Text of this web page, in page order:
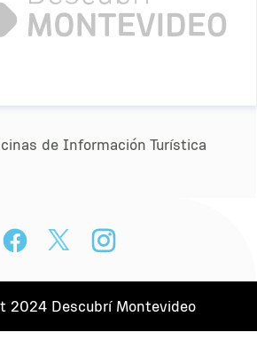
de Información Turística
2024 Descubrí Montevideo